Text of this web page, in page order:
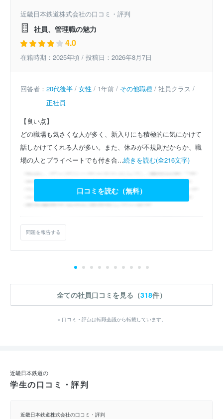
近畿日本鉄道株式会社の口コミ・評判
社員、管理職の魅力
4.0
在籍時期：2025年頃 / 投稿日：2026年8月7日
回答者： 20代後半 / 女性 / 1年前 / その他職種 / 社員クラス /
正社員
【良い点】
どの職場も気さくな人が多く、新入りにも積極的に気にかけて
話しかけてくれる人が多い。また、休みが不規則だからか、職
場の人とプライベートでも付き合...続きを読む(全216文字)
口コミを読む（無料）
問題を報告する
全ての社員口コミを見る（318件）
※ 口コミ・評点は転職会議から転載しています。
近畿日本鉄道の
学生の口コミ・評判
近畿日本鉄道株式会社の口コミ・評判